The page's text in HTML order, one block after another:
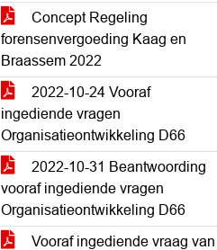
Concept Regeling
forensenvergoeding Kaag en
Braassem 2022
2022-10-24 Vooraf
ingediende vragen
Organisatieontwikkeling D66
2022-10-31 Beantwoording
vooraf ingediende vragen
Organisatieontwikkeling D66
Vooraf ingediende vraag van